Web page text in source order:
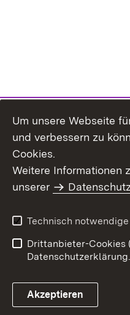
Benutzungshinweise
Um unsere Webseite
und verbessern zu
Cookies.
Weitere Informationen
unserer
Technisch
Drittanbieter-Cookies
Akzeptieren